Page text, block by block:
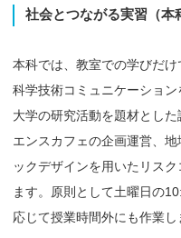
社会とつながる実習 （本
本科では、教室での学びだ
科学技術コミュニケーション
大学の研究活動を題材とし
エンスカフェの企画運営、
ックデザインを用いたリス
ます。原則として土曜日の
応じて授業時間外にも作業し